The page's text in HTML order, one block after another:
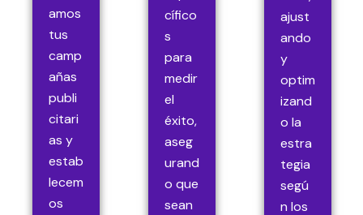
amos
tus
camp
añas
publi
citari
as y
estab
lecem
os
cífico
s
para
medir
el
éxito,
aseg
urand
o que
sean
ajust
ando
y
optim
izand
o la
estra
tegia
segú
n los